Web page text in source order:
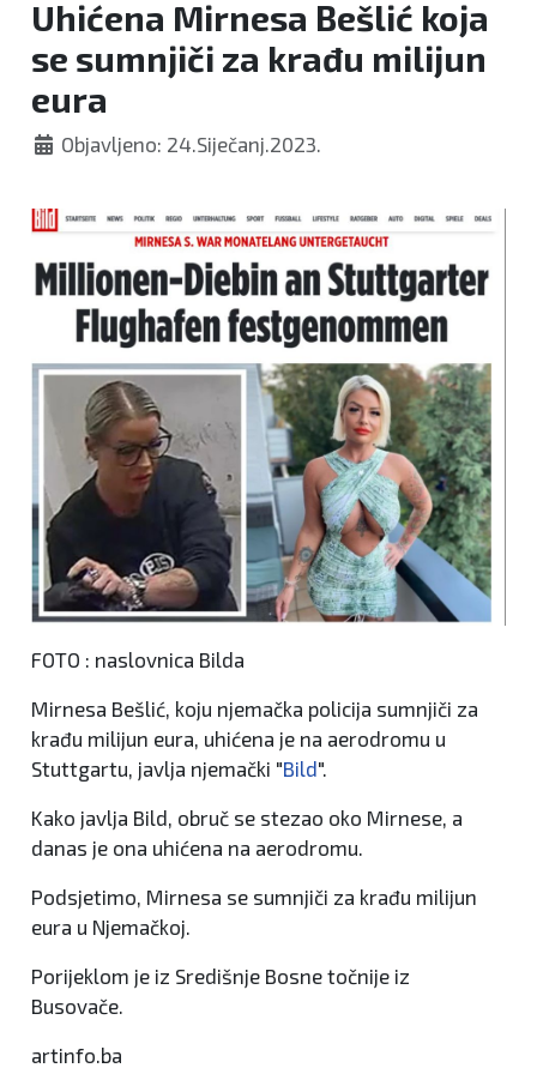
Uhićena Mirnesa Bešlić koja
se sumnjiči za krađu milijun
eura
Objavljeno: 24.Siječanj.2023.
FOTO : naslovnica Bilda
Mirnesa Bešlić, koju njemačka policija sumnjiči za
krađu milijun eura, uhićena je na aerodromu u
Stuttgartu, javlja njemački "Bild".
Kako javlja Bild, obruč se stezao oko Mirnese, a
danas je ona uhićena na aerodromu.
Podsjetimo, Mirnesa se sumnjiči za krađu milijun
eura u Njemačkoj.
Porijeklom je iz Središnje Bosne točnije iz
Busovače.
artinfo.ba